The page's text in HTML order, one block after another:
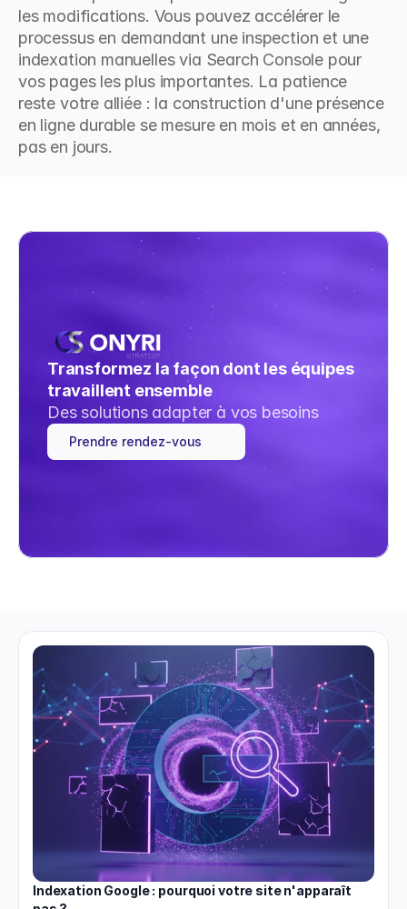
les modifications. Vous pouvez accélérer le
processus en demandant une inspection et une
indexation manuelles via Search Console pour
vos pages les plus importantes. La patience
reste votre alliée : la construction d'une présence
en ligne durable se mesure en mois et en années,
pas en jours.
Transformez la façon dont les équipes
travaillent ensemble
Des solutions adapter à vos besoins
Prendre rendez-vous
Indexation Google : pourquoi votre site n'apparaît